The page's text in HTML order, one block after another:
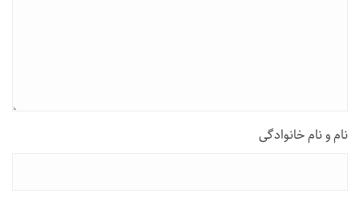
نام و نام خانوادگی